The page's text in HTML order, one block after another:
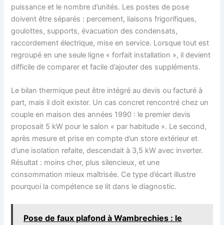
puissance et le nombre d’unités. Les postes de pose
doivent être séparés : percement, liaisons frigorifiques,
goulottes, supports, évacuation des condensats,
raccordement électrique, mise en service. Lorsque tout est
regroupé en une seule ligne « forfait installation », il devient
difficile de comparer et facile d’ajouter des suppléments.
Le bilan thermique peut être intégré au devis ou facturé à
part, mais il doit exister. Un cas concret rencontré chez un
couple en maison des années 1990 : le premier devis
proposait 5 kW pour le salon « par habitude ». Le second,
après mesure et prise en compte d’un store extérieur et
d’une isolation refaite, descendait à 3,5 kW avec inverter.
Résultat : moins cher, plus silencieux, et une
consommation mieux maîtrisée. Ce type d’écart illustre
pourquoi la compétence se lit dans le diagnostic.
Pose de faux plafond à Wambrechies : le